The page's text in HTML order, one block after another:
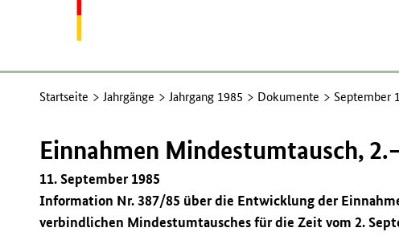
Startseite Jahrgänge Jahrgang 1985 Dokumente September
Einnahmen Mindestumtausch,
11. September 1985
Information Nr. 387/85 über die Entwicklung der
verbindlichen Mindestumtausches für die Zeit vom 2.